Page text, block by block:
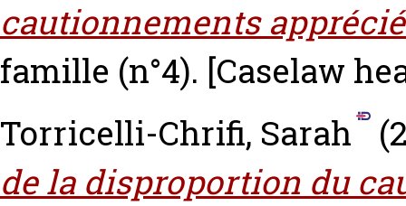
cautionnements
famille (n°4). [Caselaw
Torricelli-Chrifi, Sarah
de la disproportion du